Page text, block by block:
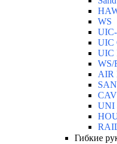
WS
UIC
UIC
WS/
AIR
UNI
Гибкие